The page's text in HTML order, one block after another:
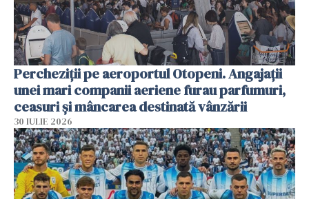
Percheziții pe aeroportul Otopeni. Angajații
unei mari companii aeriene furau parfumuri,
ceasuri și mâncarea destinată vânzării
30 IULIE 2026